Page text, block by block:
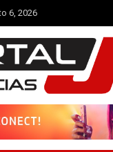
6, 2026
JB
Mendes e Região